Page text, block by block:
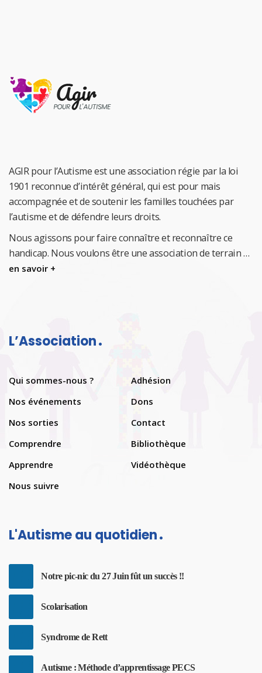
AGIR pour l’Autisme est une association régie par la loi
1901 reconnue d’intérêt général, qui est pour mais
accompagnée et de soutenir les familles touchées par
l’autisme et de défendre leurs droits.
Nous agissons pour faire connaître et reconnaître ce
handicap. Nous voulons être une association de terrain …
en savoir +
L’Association
Qui sommes-nous ?
Nos événements
Nos sorties
Comprendre
Apprendre
Nous suivre
Adhésion
Dons
Contact
Bibliothèque
Vidéothèque
L'Autisme au quotidien
Notre pic-nic du 27 Juin fût un succès !!
Scolarisation
Syndrome de Rett
Autisme : Méthode d’apprentissage PECS